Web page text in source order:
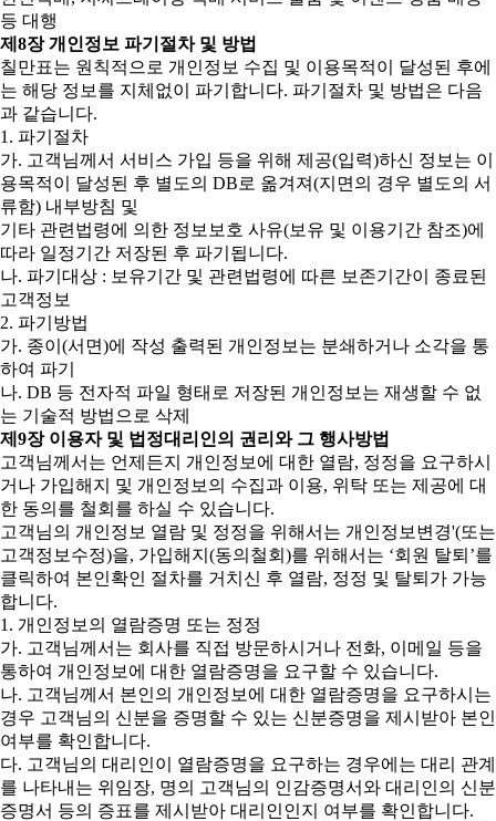
등 대행
제8장 개인정보 파기절차 및 방법
칠만표는 원칙적으로 개인정보 수집 및 이용목적이 달성된 후에
는 해당 정보를 지체없이 파기합니다. 파기절차 및 방법은 다음
과 같습니다.
1. 파기절차
가. 고객님께서 서비스 가입 등을 위해 제공(입력)하신 정보는 이
용목적이 달성된 후 별도의 DB로 옮겨져(지면의 경우 별도의 서
류함) 내부방침 및
기타 관련법령에 의한 정보보호 사유(보유 및 이용기간 참조)에
따라 일정기간 저장된 후 파기됩니다.
나. 파기대상 : 보유기간 및 관련법령에 따른 보존기간이 종료된
고객정보
2. 파기방법
가. 종이(서면)에 작성 출력된 개인정보는 분쇄하거나 소각을 통
하여 파기
나. DB 등 전자적 파일 형태로 저장된 개인정보는 재생할 수 없
는 기술적 방법으로 삭제
제9장 이용자 및 법정대리인의 권리와 그 행사방법
고객님께서는 언제든지 개인정보에 대한 열람, 정정을 요구하시
거나 가입해지 및 개인정보의 수집과 이용, 위탁 또는 제공에 대
한 동의를 철회를 하실 수 있습니다.
고객님의 개인정보 열람 및 정정을 위해서는 개인정보변경'(또는
고객정보수정)을, 가입해지(동의철회)를 위해서는 ‘회원 탈퇴’를
클릭하여 본인확인 절차를 거치신 후 열람, 정정 및 탈퇴가 가능
합니다.
1. 개인정보의 열람증명 또는 정정
가. 고객님께서는 회사를 직접 방문하시거나 전화, 이메일 등을
통하여 개인정보에 대한 열람증명을 요구할 수 있습니다.
나. 고객님께서 본인의 개인정보에 대한 열람증명을 요구하시는
경우 고객님의 신분을 증명할 수 있는 신분증명을 제시받아 본인
여부를 확인합니다.
다. 고객님의 대리인이 열람증명을 요구하는 경우에는 대리 관계
를 나타내는 위임장, 명의 고객님의 인감증명서와 대리인의 신분
증명서 등의 증표를 제시받아 대리인인지 여부를 확인합니다.